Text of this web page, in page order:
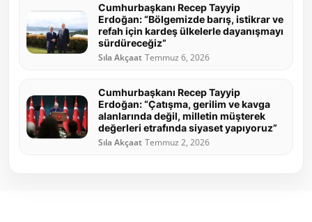
Cumhurbaşkanı Recep Tayyip
Erdoğan: “Bölgemizde barış, istikrar ve
refah için kardeş ülkelerle dayanışmayı
sürdüreceğiz”
Sıla Akçaat Temmuz 6, 2026
Cumhurbaşkanı Recep Tayyip
Erdoğan: “Çatışma, gerilim ve kavga
alanlarında değil, milletin müşterek
değerleri etrafında siyaset yapıyoruz”
Sıla Akçaat Temmuz 2, 2026